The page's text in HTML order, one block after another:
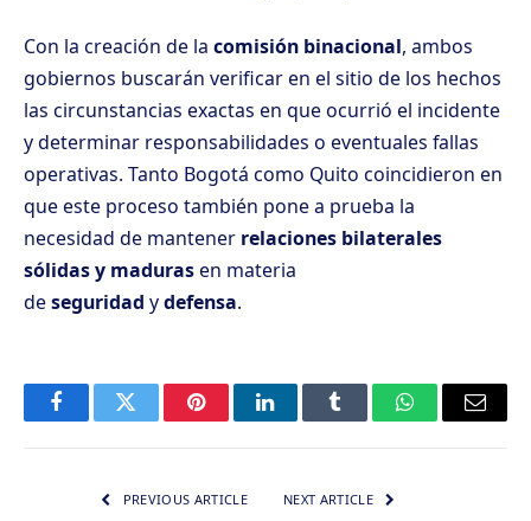
Con la creación de la comisión binacional, ambos
gobiernos buscarán verificar en el sitio de los hechos
las circunstancias exactas en que ocurrió el incidente
y determinar responsabilidades o eventuales fallas
operativas. Tanto Bogotá como Quito coincidieron en
que este proceso también pone a prueba la
necesidad de mantener relaciones bilaterales
sólidas y madurasen materia
deseguridad ydefensa.
FacebookTwitter PinterestLinkedInTumblr WhatsAppEmail
PREVIOUS ARTICLE NEXT ARTICLE